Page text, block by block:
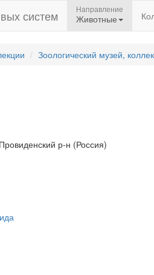
систем Направление
Животные
Зоологический музей,
р-н (Россия)